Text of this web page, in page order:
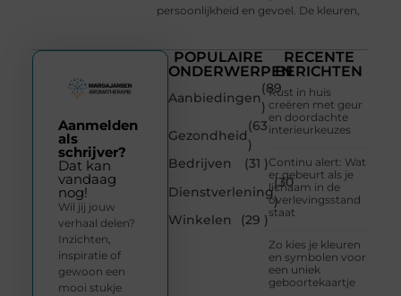
persoonlijkheid en gevoel. De kleuren,
POPULAIRE
ONDERWERPEN
Aanbiedingen
(89
)
Gezondheid
(63
)
Bedrijven
(31 )
Dienstverlening
(30
)
Winkelen
(29 )
RECENTE
BERICHTEN
Rust in huis
creëren met geur
en doordachte
interieurkeuzes
Continu alert: Wat
er gebeurt als je
lichaam in de
overlevingsstand
staat
Zo kies je kleuren
en symbolen voor
een uniek
geboortekaartje
Aanmelden
als
schrijver?
Dat kan
vandaag
nog!
Wil jij jouw
verhaal delen?
Inzichten,
inspiratie of
gewoon een
mooi stukje